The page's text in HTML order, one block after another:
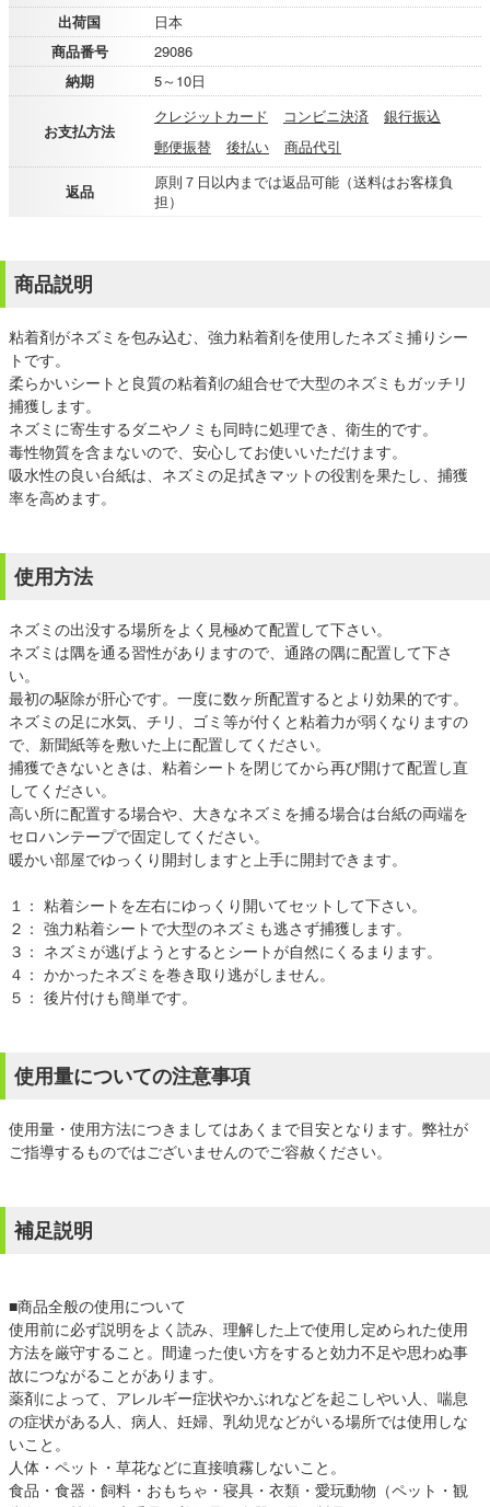
出荷国
日本
商品番号
29086
納期
5～10日
お支払方法
クレジットカード コンビニ決済
銀行振込
郵便振替
後払い 商品代引
返品
原則７日以内までは返品可能（送料はお客様負
担）
商品説明
粘着剤がネズミを包み込む、強力粘着剤を使用したネズミ捕りシー
トです。
柔らかいシートと良質の粘着剤の組合せで大型のネズミもガッチリ
捕獲します。
ネズミに寄生するダニやノミも同時に処理でき、衛生的です。
毒性物質を含まないので、安心してお使いいただけます。
吸水性の良い台紙は、ネズミの足拭きマットの役割を果たし、捕獲
率を高めます。
使用方法
ネズミの出没する場所をよく見極めて配置して下さい。
ネズミは隅を通る習性がありますので、通路の隅に配置して下さ
い。
最初の駆除が肝心です。一度に数ヶ所配置するとより効果的です。
ネズミの足に水気、チリ、ゴミ等が付くと粘着力が弱くなりますの
で、新聞紙等を敷いた上に配置してください。
捕獲できないときは、粘着シートを閉じてから再び開けて配置し直
してください。
高い所に配置する場合や、大きなネズミを捕る場合は台紙の両端を
セロハンテープで固定してください。
暖かい部屋でゆっくり開封しますと上手に開封できます。
１： 粘着シートを左右にゆっくり開いてセットして下さい。
２： 強力粘着シートで大型のネズミも逃さず捕獲します。
３： ネズミが逃げようとするとシートが自然にくるまります。
４： かかったネズミを巻き取り逃がしません。
５： 後片付けも簡単です。
使用量についての注意事項
使用量・使用方法につきましてはあくまで目安となります。弊社が
ご指導するものではございませんのでご容赦ください。
補足説明
■商品全般の使用について
使用前に必ず説明をよく読み、理解した上で使用し定められた使用
方法を厳守すること。間違った使い方をすると効力不足や思わぬ事
故につながることがあります。
薬剤によって、アレルギー症状やかぶれなどを起こしやい人、喘息
の症状がある人、病人、妊婦、乳幼児などがいる場所では使用しな
いこと。
人体・ペット・草花などに直接噴霧しないこと。
食品・食器・飼料・おもちゃ・寝具・衣類・愛玩動物（ペット・観